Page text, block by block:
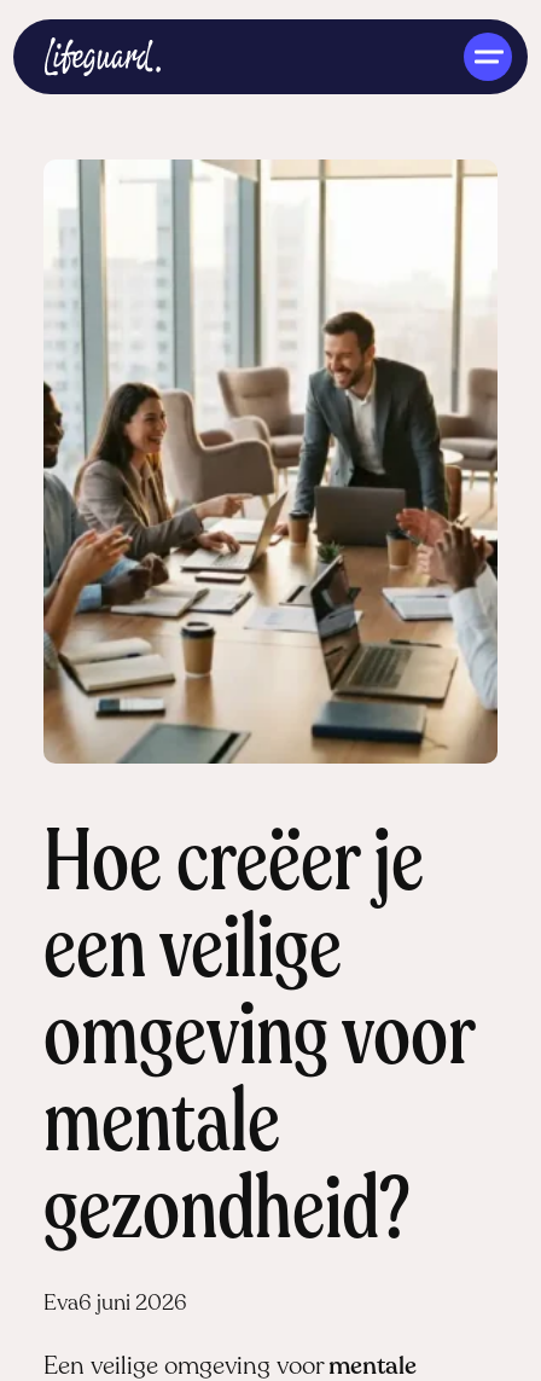
Hoe creëer je
een veilige
omgeving voor
mentale
gezondheid?
Posted
Eva6 juni 2026
Een veilige omgeving voor mentale